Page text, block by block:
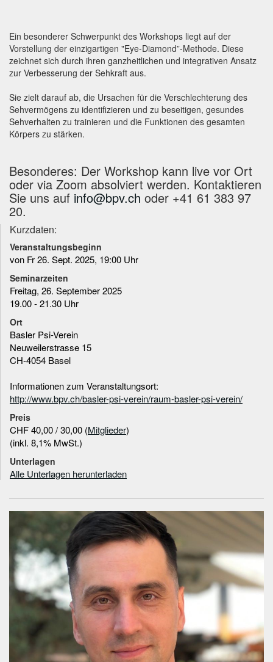
Ein besonderer Schwerpunkt des Workshops liegt auf der
Vorstellung der einzigartigen "Eye-Diamond”-Methode. Diese
zeichnet sich durch ihren ganzheitlichen und integrativen Ansatz
zur Verbesserung der Sehkraft aus.
Sie zielt darauf ab, die Ursachen für die Verschlechterung des
Sehvermögens zu identifizieren und zu beseitigen, gesundes
Sehverhalten zu trainieren und die Funktionen des gesamten
Körpers zu stärken.
Besonderes: Der Workshop kann live vor Ort
oder via Zoom absolviert werden. Kontaktieren
Sie uns auf info@bpv.ch oder +41 61 383 97
20.
Kurzdaten:
Veranstaltungsbeginn
von Fr 26. Sept. 2025, 19:00 Uhr
Seminarzeiten
Freitag, 26. September 2025
19.00 - 21.30 Uhr
Ort
Basler Psi-Verein
Neuweilerstrasse 15
CH-4054 Basel
Informationen zum Veranstaltungsort:
http://www.bpv.ch/basler-psi-verein/raum-basler-psi-verein/
Preis
CHF 40,00 / 30,00 (Mitglieder)
(inkl. 8,1% MwSt.)
Unterlagen
Alle Unterlagen herunterladen
Informationen zum
Referenten